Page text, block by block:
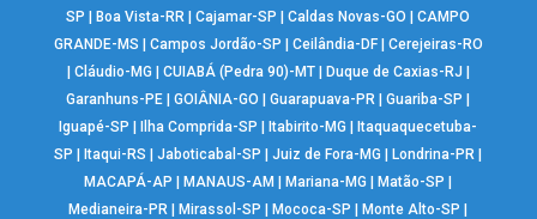
SP
Boa Vista-RR |Cajamar-SP |Caldas Novas-GO |CAMPO
GRANDE-MS
Campos Jordão-SP Ceilândia-DF| Cerejeiras-RO
Cláudio-MG CUIABÁ (Pedra 90)-MT| Duque de Caxias-RJ
Garanhuns-PE |GOIÂNIA-GO |Guarapuava-PR |Guariba-SP
Iguapé-SP
Ilha Comprida-SP Itabirito-MG
Itaquaquecetuba-
SP
Itaqui-RS |Jaboticabal-SP |Juiz de Fora-MG Londrina-PR
MACAPÁ-AP
MANAUS-AM Mariana-MG Matão-SP
Medianeira-PR
Mirassol-SP Mococa-SP Monte Alto-SP